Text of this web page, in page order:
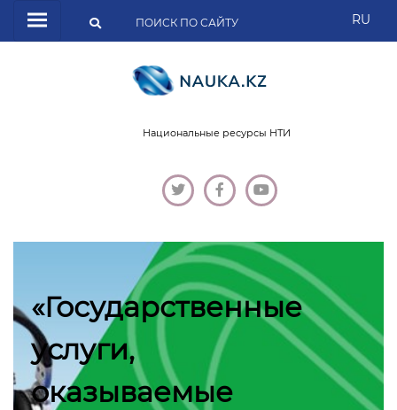
RU
Национальные ресурсы НТИ
«Государственные
услуги,
оказываемые